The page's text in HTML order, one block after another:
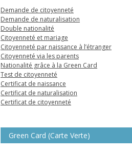
Demande de citoyenneté
Demande de naturalisation
Double nationalité
Citoyenneté et mariage
Citoyenneté par naissance à l’étranger
Citoyenneté via les parents
Nationalité grâce à la Green Card
Test de citoyenneté
Certificat de naissance
Certificat de naturalisation
Certificat de citoyenneté
Green Card (Carte Verte)